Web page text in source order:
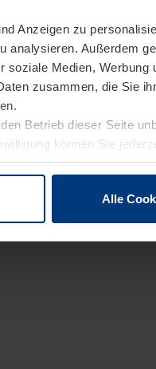
Anzeigen zu
analysieren. Außerdem
Medien, Werbung
zusammen, die Sie
Betrieb dieser Seite
können Sie
oder widerrufen.
Alle